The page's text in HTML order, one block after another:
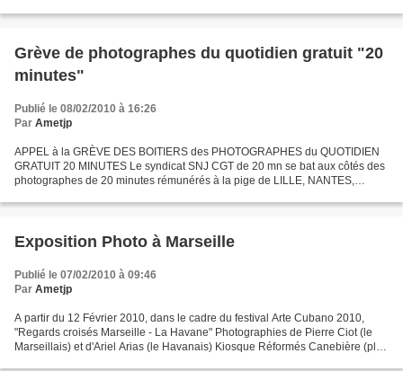
Grève de photographes du quotidien gratuit "20
minutes"
Publié le 08/02/2010 à 16:26
Par Ametjp
APPEL à la GRÈVE DES BOITIERS des PHOTOGRAPHES du QUOTIDIEN
GRATUIT 20 MINUTES Le syndicat SNJ CGT de 20 mn se bat aux côtés des
photographes de 20 minutes rémunérés à la pige de LILLE, NANTES,
Exposition Photo à Marseille
Publié le 07/02/2010 à 09:46
Par Ametjp
A partir du 12 Février 2010, dans le cadre du festival Arte Cubano 2010,
"Regards croisés Marseille - La Havane" Photographies de Pierre Ciot (le
Marseillais) et d'Ariel Arias (le Havanais) Kiosque Réformés Canebière (plus